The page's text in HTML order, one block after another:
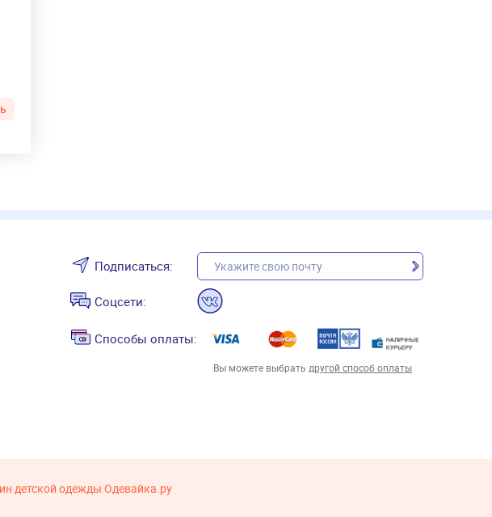
Подписаться:
Соцсети:
Способы оплаты:
Вы можете выбрать другой способ оплаты
детской одежды Одевайка.ру